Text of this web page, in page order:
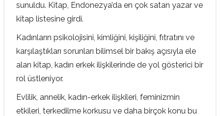
sunuldu. Kitap, Endonezya’da en çok satan yazar ve
kitap listesine girdi.
Kadınların psikolojisini, kimliğini, kişiliğini, fıtratını ve
karşılaştıkları sorunları bilimsel bir bakış açısıyla ele
alan kitap, kadın erkek ilişkilerinde de yol gösterici bir
rol üstleniyor.
Evlilik, annelik, kadın-erkek ilişkileri, feminizmin
etkileri, terkedilme korkusu ve daha birçok konu bu